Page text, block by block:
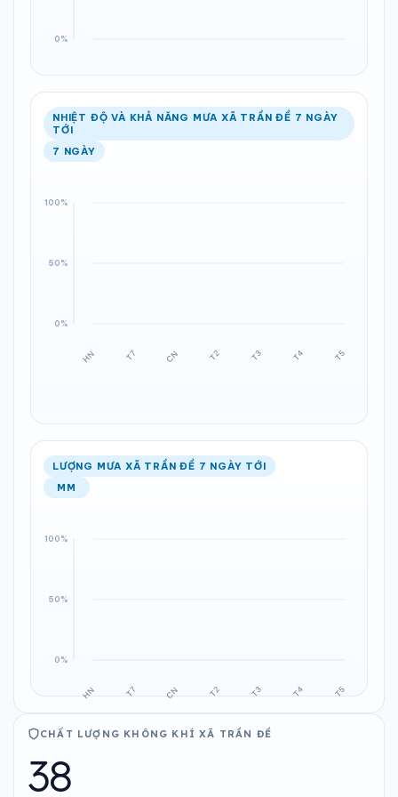
NHIỆT ĐỘ VÀ KHẢ NĂNG MƯA XÃ TRẦN ĐỀ 7 NGÀY
TỚI
7 NGÀY
LƯỢNG MƯA XÃ TRẦN ĐỀ 7 NGÀY TỚI
MM
CHẤT LƯỢNG KHÔNG KHÍ XÃ TRẦN ĐỀ
38